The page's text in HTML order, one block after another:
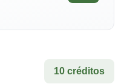
10 créditos